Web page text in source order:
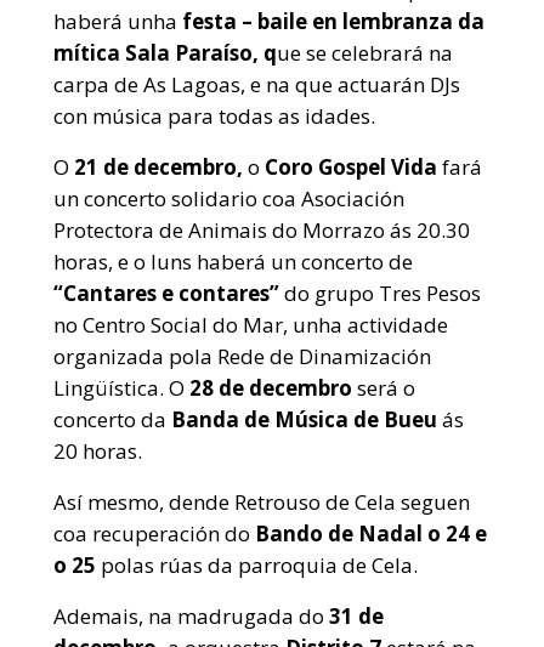
haberá unha festa – baile en lembranza da
mítica Sala Paraíso, que se celebrará na
carpa de As Lagoas, e na que actuarán DJs
con música para todas as idades.
O 21 de decembro, o Coro Gospel Vida fará
un concerto solidario coa Asociación
Protectora de Animais do Morrazo ás 20.30
horas, e o luns haberá un concerto de
“Cantares e contares”do grupo Tres Pesos
no Centro Social do Mar, unha actividade
organizada pola Rede de Dinamización
Lingüística. O 28 de decembro será o
concerto da Banda de Música de Bueu ás
20 horas.
Así mesmo, dende Retrouso de Cela seguen
coa recuperación do Bando de Nadal o 24 e
o 25 polas rúas da parroquia de Cela.
Ademais, na madrugada do 31 de